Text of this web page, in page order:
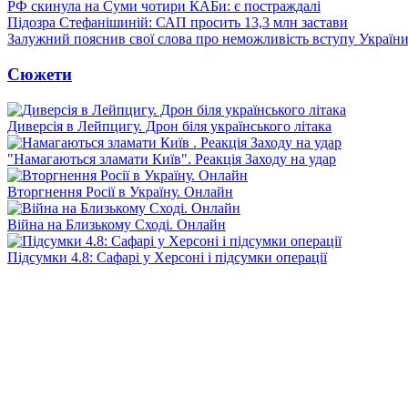
РФ скинула на Суми чотири КАБи: є постраждалі
Підозра Стефанішиній: САП просить 13,3 млн застави
Залужний пояснив свої слова про неможливість вступу
Сюжети
Диверсія в Лейпцигу. Дрон біля українського літака
"Намагаються зламати Київ". Реакція Заходу на удар
Вторгнення Росії в Україну. Онлайн
Війна на Близькому Сході. Онлайн
Підсумки 4.8: Сафарі у Херсоні і підсумки операції